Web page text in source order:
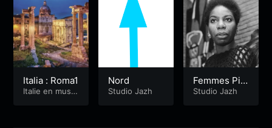
Italia : Roma1
Italie en musiq
Nord
Studio Jazh
Femmes Pia
nistes
Studio Jazh